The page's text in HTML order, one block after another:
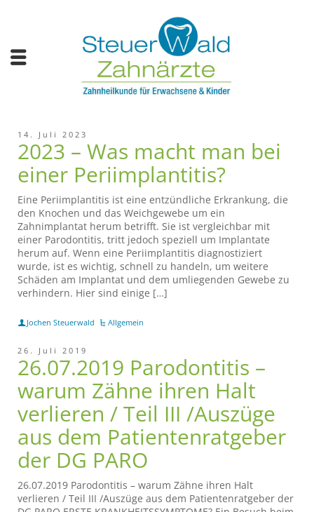
14. Juli 2023
2023 – Was macht man bei
einer Periimplantitis?
Eine Periimplantitis ist eine entzündliche Erkrankung, die
den Knochen und das Weichgewebe um ein
Zahnimplantat herum betrifft. Sie ist vergleichbar mit
einer Parodontitis, tritt jedoch speziell um Implantate
herum auf. Wenn eine Periimplantitis diagnostiziert
wurde, ist es wichtig, schnell zu handeln, um weitere
Schäden am Implantat und dem umliegenden Gewebe zu
verhindern. Hier sind einige […]
Jochen Steuerwald Allgemein
26. Juli 2019
26.07.2019 Parodontitis –
warum Zähne ihren Halt
verlieren / Teil III /Auszüge
aus dem Patientenratgeber
der DG PARO
26.07.2019 Parodontitis – warum Zähne ihren Halt
verlieren / Teil III /Auszüge aus dem Patientenratgeber der